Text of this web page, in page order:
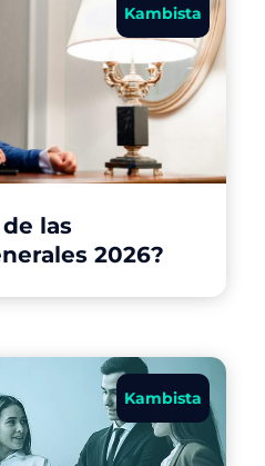
Kambista
las
2026?
Kambista